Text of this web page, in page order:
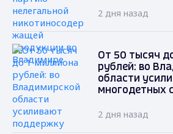
2 дня назад
От 50 тысяч
рублей: во
области
многодетных
2 дня назад